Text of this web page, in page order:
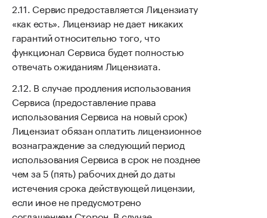
Сервис предоставляется Лицензиату
«как есть». Лицензиар не дает никаких
гарантий относительно того, что
функционал Сервиса будет полностью
отвечать ожиданиям Лицензиата.
В случае продления использования
Сервиса (предоставление права
использования Сервиса на новый срок)
Лицензиат обязан оплатить лицензионное
вознаграждение за следующий период
использования Сервиса в срок не позднее
чем за 5 (пять) рабочих дней до даты
истечения срока действующей лицензии,
если иное не предусмотрено